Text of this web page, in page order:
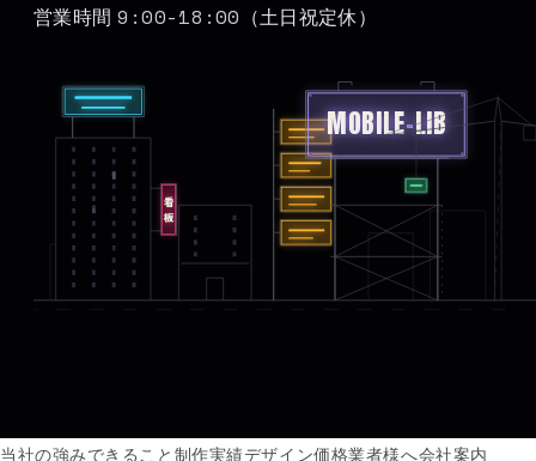
営業時間 9:00-18:00 （土日祝定休）
看板
MOBILE-LIB
当社の強みできること制作実績デザイン価格業者様へ会社案内